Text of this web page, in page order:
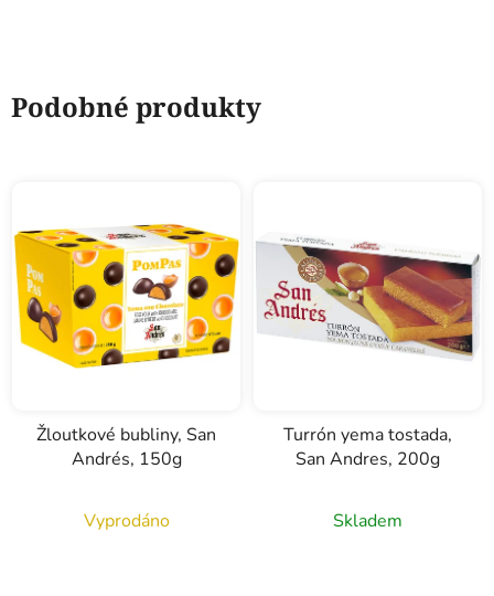
Podobné produkty
Žloutkové bubliny, San
Andrés, 150g
Vyprodáno
Turrón yema tostada,
San Andres, 200g
Skladem